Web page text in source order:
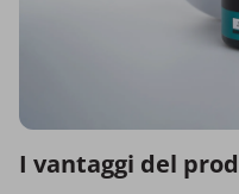
I vantaggi del